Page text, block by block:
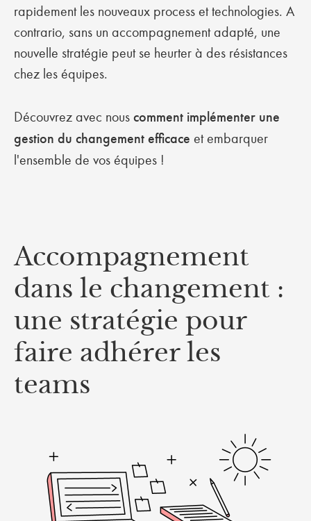
rapidement les nouveaux process et technologies. A
contrario, sans un accompagnement adapté, une
nouvelle stratégie peut se heurter à des résistances
chez les équipes.
Découvrez avec nous comment implémenter une
gestion du changement efficace et embarquer
l'ensemble de vos équipes !
Accompagnement
dans le changement :
une stratégie pour
faire adhérer les
teams